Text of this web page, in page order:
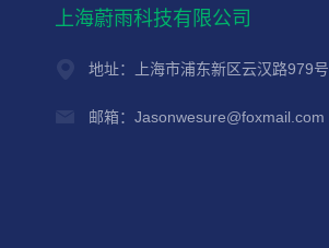
上海蔚雨科技有限公司
地址：上海市浦东新区云汉路979号
邮箱：Jasonwesure@foxmail.com